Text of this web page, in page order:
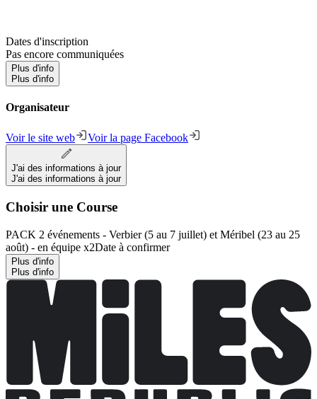
Dates d'inscription
Pas encore communiquées
Plus d'info
Plus d'info
Organisateur
Voir le site web Voir la page Facebook
J'ai des informations à jour
J'ai des informations à jour
Choisir une Course
PACK 2 événements - Verbier (5 au 7 juillet) et Méribel (23 au 25
août) - en équipe x2Date à confirmer
Plus d'info
Plus d'info